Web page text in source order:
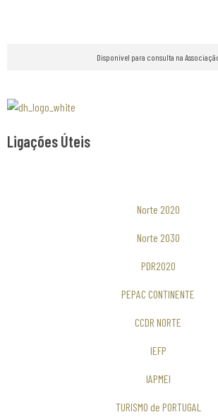
Disponível para consulta na
Ligações Úteis
Norte 2020
Norte 2030
PDR2020
PEPAC CONTINENTE
CCDR NORTE
IEFP
IAPMEI
TURISMO de PORTUGAL